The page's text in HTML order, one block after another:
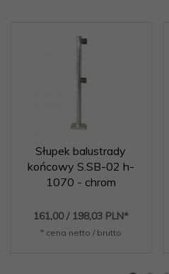
Słupek balustrady
końcowy S.SB-02 h-
1070 - chrom
161,00 / 198,03 PLN*
* cena netto / brutto